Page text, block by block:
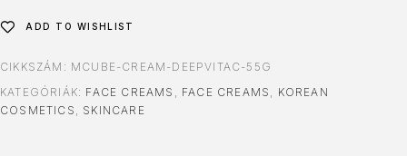
ADD TO WISHLIST
CIKKSZÁM: MCUBE-CREAM-DEEPVITAC-55G
KATEGÓRIÁK: FACE CREAMS , FACE CREAMS , KOREAN
COSMETICS , SKINCARE